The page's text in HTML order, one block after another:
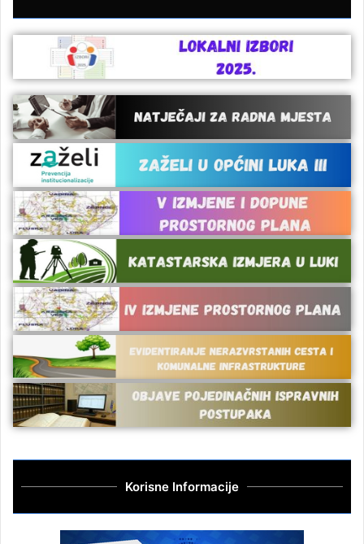
Korisne Informacije